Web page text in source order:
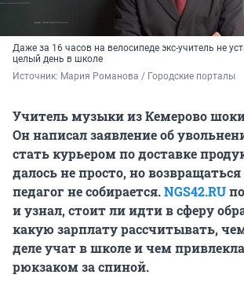
Даже за 16 часов на велосипеде экс-учитель не
целый день в школе
Источник: Мария Романова / Городские порталы
Учитель музыкииз Кемерово
Он написалзаявление об
стать курьером по доставке
далось не просто, но
педагог не собирается.NGS42.RU
и узнал, стоит ли идти в сферу
какую зарплату рассчитывать,
деле учат в школе и чем привлекла
рюкзаком за спиной.